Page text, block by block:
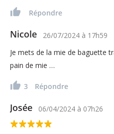
Répondre
Nicole 26/07/2024 à 17h59
Je mets de la mie de baguette
pain de mie …
3 Répondre
Josée 06/04/2024 à 07h26